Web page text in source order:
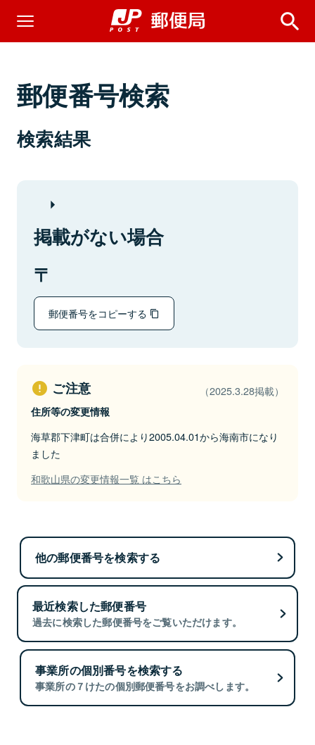
郵便番号検索
検索結果
掲載がない場合
郵便番号をコピーする
ご注意 （2025.3.28掲載）
住所等の変更情報
海草郡下津町は合併により2005.04.01から海南市になり
ました
和歌山県の変更情報一覧 はこちら
他の郵便番号を検索する
最近検索した郵便番号
過去に検索した郵便番号をご覧いただけます。
事業所の個別番号を検索する
事業所の７けたの個別郵便番号をお調べします。